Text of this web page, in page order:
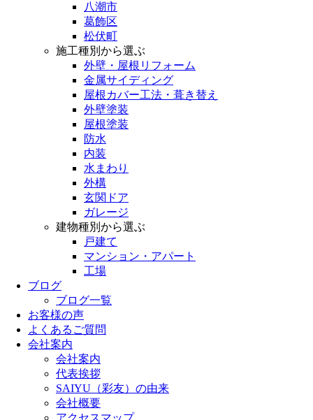
八潮市
葛飾区
松伏町
施工種別から選ぶ
外壁・屋根リフォーム
金属サイディング
屋根カバー工法・葺き替え
外壁塗装
屋根塗装
防水
内装
水まわり
外構
玄関ドア
ガレージ
建物種別から選ぶ
戸建て
マンション・アパート
工場
ブログ
ブログ一覧
お客様の声
よくあるご質問
会社案内
会社案内
代表挨拶
SAIYU（彩友）の由来
会社概要